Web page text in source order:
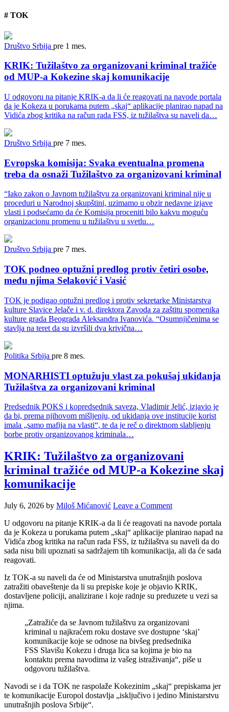
# TOK
Društvo Srbija pre 1 mes.
KRIK: Tužilaštvo za organizovani kriminal tražiće
od MUP-a Kokezine skaj komunikacije
U odgovoru na pitanje KRIK-a da li će reagovati na navode portala
da je Kokeza u porukama putem „skaj“ aplikacije planirao napad na
Vidića zbog kritika na račun rada FSS, iz tužilaštva su naveli da…
Društvo Srbija pre 7 mes.
Evropska komisija: Svaka eventualna promena
treba da osnaži Tužilaštvo za organizovani kriminal
“Iako zakon o Javnom tužilaštvu za organizovani kriminal nije u
proceduri u Narodnoj skupštini, uzimamo u obzir nedavne izjave
vlasti i podsećamo da će Komisija proceniti bilo kakvu moguću
organizacionu promenu u tužilaštvu u svetlu…
Društvo Srbija pre 7 mes.
TOK podneo optužni predlog protiv četiri osobe,
među njima Selaković i Vasić
TOK je podigao optužni predlog i protiv sekretarke Ministarstva
kulture Slavice Jelače i v. d. direktora Zavoda za zaštitu spomenika
kulture grada Beograda Aleksandra Ivanovića. “Osumnjičenima se
stavlja na teret da su izvršili dva krivična…
Politika Srbija pre 8 mes.
MONARHISTI optužuju vlast za pokušaj ukidanja
Tužilaštva za organizovani kriminal
Predsednik POKS i kopredsednik saveza, Vladimir Jelić, izjavio je
da bi, prema njihovom mišljenju, od ukidanja ove institucije korist
imala „samo mafija na vlasti“, te da je reč o direktnom slabljenju
borbe protiv organizovanog kriminala…
KRIK: Tužilaštvo za organizovani
kriminal tražiće od MUP-a Kokezine skaj
komunikacije
July 6, 2026 by Miloš Mićanović Leave a Comment
U odgovoru na pitanje KRIK-a da li će reagovati na navode portala
da je Kokeza u porukama putem „skaj“ aplikacije planirao napad na
Vidića zbog kritika na račun rada FSS, iz tužilaštva su naveli da do
sada nisu bili upoznati sa sadržajem tih komunikacija, ali da će sada
reagovati.
Iz TOK-a su naveli da će od Ministarstva unutrašnjih poslova
zatražiti obaveštenje da li su prepiske koje je objavio KRIK,
dostavljene policiji, analizirane i koje radnje su preduzete u vezi sa
njima.
„Zatražiće da se Javnom tužilaštvu za organizovani
kriminal u najkraćem roku dostave sve dostupne ‘skaj’
komunikacije koje se odnose na bivšeg predsednika
FSS Slavišu Kokezu i druga lica sa kojima je bio na
kontaktu prema navodima iz vašeg istraživanja“, piše u
odgovoru tužilaštva.
Navodi se i da TOK ne raspolaže Kokezinim „skaj“ prepiskama jer
te komunikacije Europol dostavlja „isključivo i jedino Ministarstvu
unutrašnjih poslova Srbije“.